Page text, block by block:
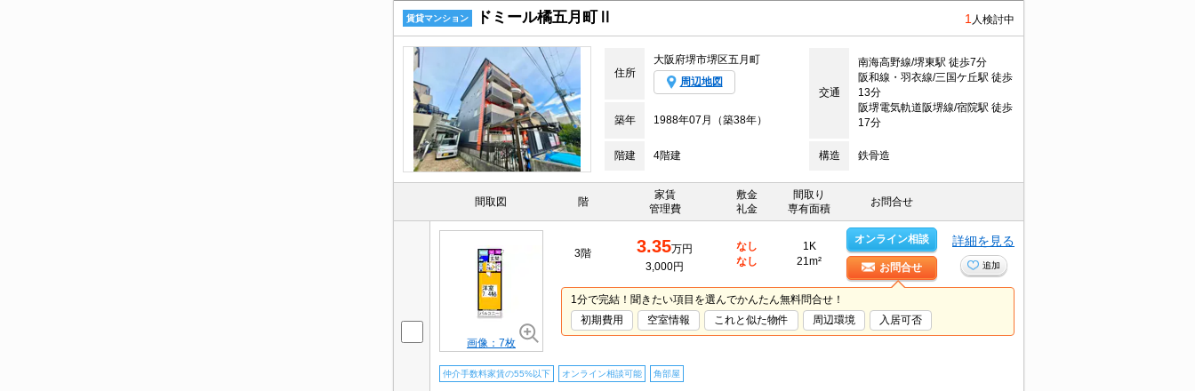
賃貸マンション ドミール橘五月町Ⅱ 1 人検討中
住所
大阪府堺市堺区五月町
周辺地図
交通
南海高野線/堺東駅 徒歩7分
阪和線・羽衣線/三国ケ丘駅 徒歩
13分
阪堺電気軌道阪堺線/宿院駅 徒歩
17分
築年 1988年07月（築38年）
階建 4階建 構造 鉄骨造
間取図 階
家賃
管理費
敷金
礼金
間取り
専有面積
お問合せ
画像：7枚
3階 3.35万円
3,000円
なし
なし
1K
21m²
オンライン相談
お問合せ
詳細を見る
追加
1分で完結！聞きたい項目を選んでかんたん無料問合せ！
初期費用
空室情報 これと似た物件 周辺環境 入居可否
仲介手数料家賃の55%以下 オンライン相談可能 角部屋